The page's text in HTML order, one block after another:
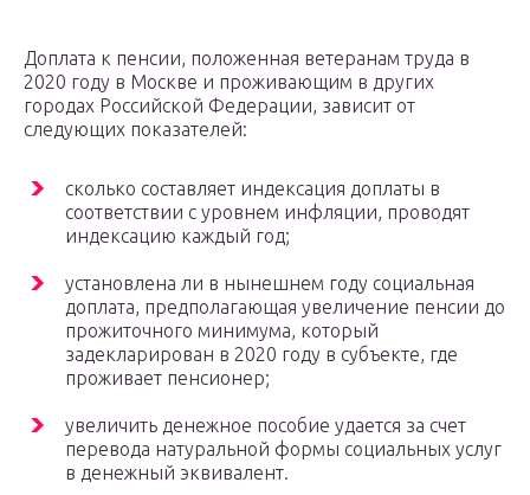
Доплата к пенсии, положенная ветеранам труда в
2020 году в Москве и проживающим в других
городах Российской Федерации, зависит от
следующих показателей:
сколько составляет индексация доплаты в
соответствии с уровнем инфляции, проводят
индексацию каждый год;
установлена ли в нынешнем году социальная
доплата, предполагающая увеличение пенсии до
прожиточного минимума, который
задекларирован в 2020 году в субъекте, где
проживает пенсионер;
увеличить денежное пособие удается за счет
перевода натуральной формы социальных услуг
в денежный эквивалент.